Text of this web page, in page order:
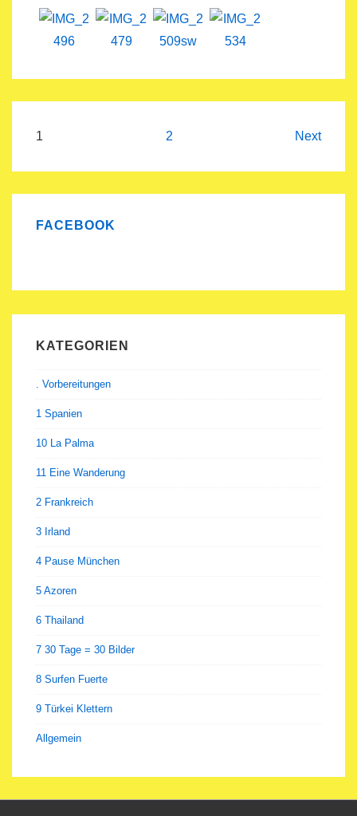
Beitragsnavigation
1 2 Next
FACEBOOK
KATEGORIEN
. Vorbereitungen
1 Spanien
10 La Palma
11 Eine Wanderung
2 Frankreich
3 Irland
4 Pause München
5 Azoren
6 Thailand
7 30 Tage = 30 Bilder
8 Surfen Fuerte
9 Türkei Klettern
Allgemein